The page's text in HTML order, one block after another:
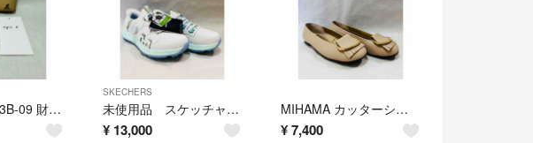
agnes b.EW13B-09 財布 二つ折り
SKECHERS
未使用品 スケッチャーズ GO GOLF Elite 5 23
¥ 13,000
MIHAMA カッターシューズ フリンジ ベージュ 23.5
¥7,400